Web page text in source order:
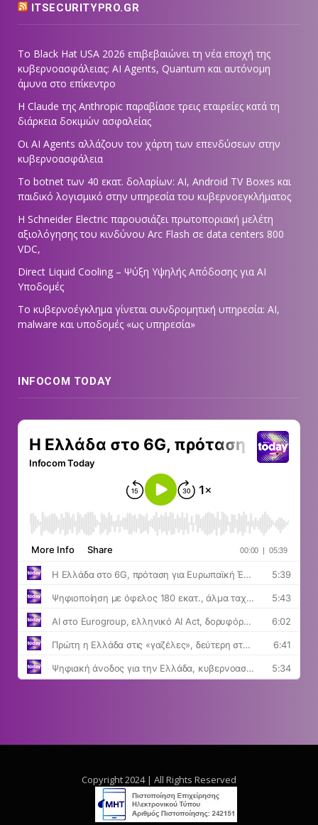
ITSECURITYPRO.GR
Το Black Hat USA 2026 επιβεβαιώνει τη νέα εποχή της
κυβερνοασφάλειας: AI Agents, Quantum και αυτόνομη
άμυνα στο επίκεντρο
Η Claude της Anthropic παραβίασε τρεις εταιρείες κατά τη
διάρκεια δοκιμών ασφαλείας
Οι AI Agents αλλάζουν τον χάρτη των επενδύσεων στην
κυβερνοασφάλεια
Το botnet των 40 εκατ. δολαρίων: AI, Android TV Boxes και
παιδικό λογισμικό στην υπηρεσία του κυβερνοεγκλήματος
Η Schneider Electric παρουσιάζει πρωτοποριακή μελέτη
αξιολόγησης του κινδύνου Arc Flash σε data centers 800
VDC,
Direct Liquid Cooling – Ψύξη Υψηλής Απόδοσης για AI
Υποδομές
Το κυβερνοέγκλημα γίνεται συνδρομητική υπηρεσία: AI,
malware και υποδομές «ως υπηρεσία»
INFOCOM TODAY
Copyright 2024 | All Rights Reserved